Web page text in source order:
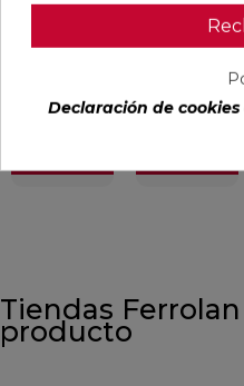
incl.)
Tiendas
producto
Declaración de